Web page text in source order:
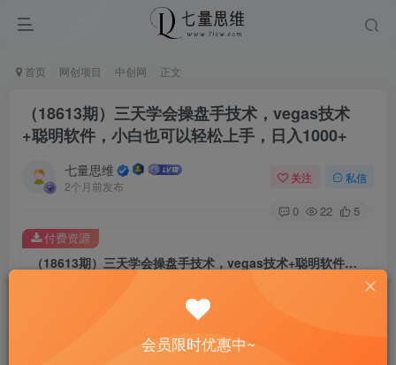
首页 网创项目 中创网 正文
（18613期）三天学会操盘手技术，vegas技术
+聪明软件，小白也可以轻松上手，日入1000+
七量思维
2个月前发布
关注 私信
0 22 5
（18613期）三天学会操盘手技术，vegas技术+聪明软件，小白也可以轻松上手，日入1000+
8.8
免费
付费资源
会员限时优惠中~